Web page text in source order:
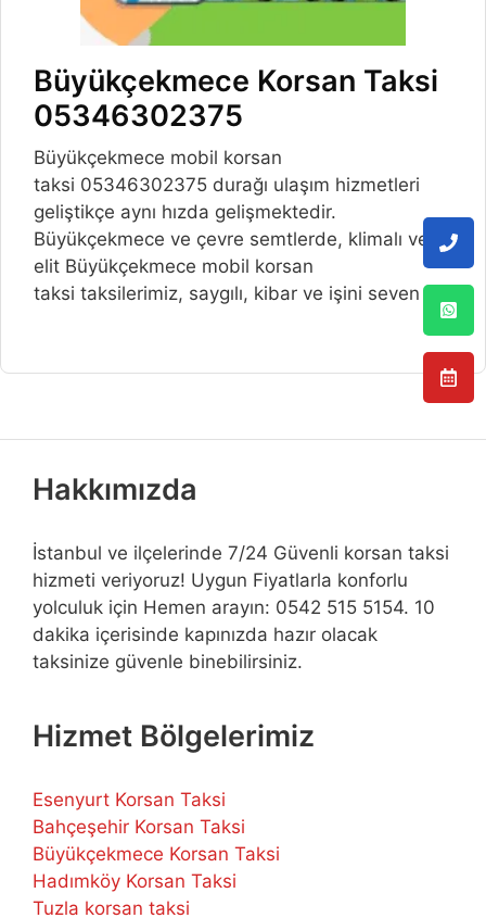
Büyükçekmece Korsan Taksi
05346302375
Büyükçekmece mobil korsan
taksi 05346302375 durağı ulaşım hizmetleri
geliştikçe aynı hızda gelişmektedir.
Büyükçekmece ve çevre semtlerde, klimalı ve
elit Büyükçekmece mobil korsan
taksi taksilerimiz, saygılı, kibar ve işini seven
Hakkımızda
İstanbul ve ilçelerinde 7/24 Güvenli korsan taksi
hizmeti veriyoruz! Uygun Fiyatlarla konforlu
yolculuk için Hemen arayın: 0542 515 5154. 10
dakika içerisinde kapınızda hazır olacak
taksinize güvenle binebilirsiniz.
Hizmet Bölgelerimiz
Esenyurt Korsan Taksi
Bahçeşehir Korsan Taksi
Büyükçekmece Korsan Taksi
Hadımköy Korsan Taksi
Tuzla korsan taksi